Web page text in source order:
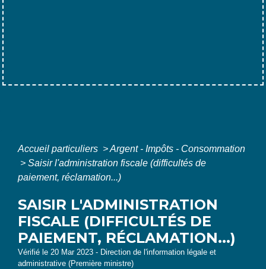
Accueil particuliers >Argent - Impôts - Consommation
> Saisir l'administration fiscale (difficultés de
paiement, réclamation...)
SAISIR L'ADMINISTRATION
FISCALE (DIFFICULTÉS DE
PAIEMENT, RÉCLAMATION...)
Vérifié le 20 Mar 2023 - Direction de l'information légale et
administrative (Première ministre)